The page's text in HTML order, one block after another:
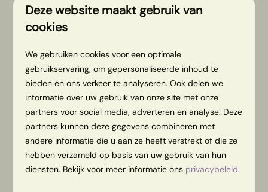
warme bubbeltub is speciaal ingericht voor gezinnen
én gasten die extra toegankelijkheid nodig hebben.
personen en biedt comfort en gemak voor iedereen,
inclusief mindervaliden.
De woning is zo ingericht dat je met een rolstoel de
badkamer goed kunt bereiken. De deuren naar de
woonkamer en keuken zijn extra breed én het
verstelbare bed staat in een kamer waar iemand
anders gezellig bij kan slapen.
Deze website maakt gebruik van
cookies
We gebruiken cookies voor een optimale
gebruikservaring, om gepersonaliseerde inhoud te
bieden en ons verkeer te analyseren. Ook delen we
informatie over uw gebruik van onze site met onze
partners voor social media, adverteren en analyse. Deze
partners kunnen deze gegevens combineren met
andere informatie die u aan ze heeft verstrekt of die ze
hebben verzameld op basis van uw gebruik van hun
diensten. Bekijk voor meer informatie ons privacybeleid.